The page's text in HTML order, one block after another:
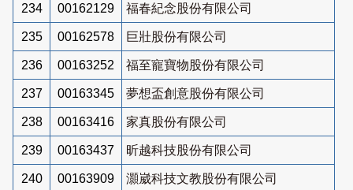
234 00162129 福春紀念股份有限公司
235 00162578 巨壯股份有限公司
236 00163252 福至寵寶物股份有限公司
237 00163345 夢想盃創意股份有限公司
238 00163416 家真股份有限公司
239 00163437 昕越科技股份有限公司
240 00163909 灝崴科技文教股份有限公司